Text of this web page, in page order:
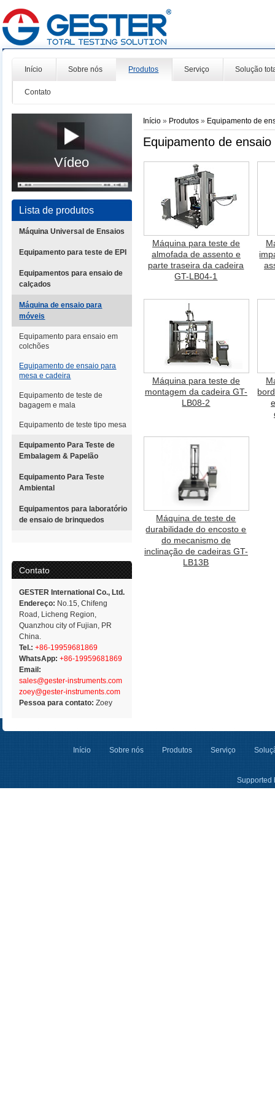
Início Sobre nós Produtos Serviço Solução
Contato
Vídeo
Lista de produtos
Máquina Universal de Ensaios
Equipamento para teste de EPI
Equipamentos para ensaio de
calçados
Máquina de ensaio para
móveis
Equipamento para ensaio em
colchões
Equipamento de ensaio para
mesa e cadeira
Equipamento de teste de
bagagem e mala
Equipamento de teste tipo mesa
Equipamento Para Teste de
Embalagem & Papelão
Equipamento Para Teste
Ambiental
Equipamentos para laboratório
de ensaio de brinquedos
Contato
GESTER International Co., Ltd.
Endereço: No.15, Chifeng
Road, Licheng Region,
Quanzhou city of Fujian, PR
China.
Tel.: +86-19959681869
WhatsApp: +86-19959681869
Email:
sales@gester-instruments.com
zoey@gester-instruments.com
Pessoa para contato:Zoey
Início » Produtos» Equipamento de
Equipamento de
Máquina para teste de
almofada de assento e
parte traseira da cadeira
GT-LB04-1
Máquina para teste de
montagem da cadeira GT-
LB08-2
Máquina de teste de
durabilidade do encosto e
do mecanismo de
inclinação de cadeiras GT-
LB13B
Início Sobre nós Produtos Serviço
Supported